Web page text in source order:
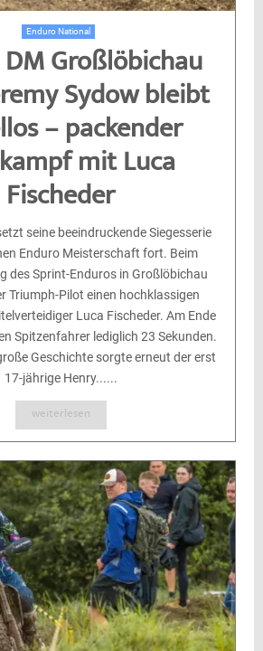
Enduro National
Großlöbichau
Sydow bleibt
– packender
mit Luca
Fischeder
seine beeindruckende Siegesserie
Enduro Meisterschaft fort. Beim
des Sprint-Enduros in Großlöbichau
Triumph-Pilot einen hochklassigen
Luca Fischeder. Am Ende
Spitzenfahrer lediglich 23 Sekunden.
Geschichte sorgte erneut der erst
17-jährige Henry......
weiterlesen